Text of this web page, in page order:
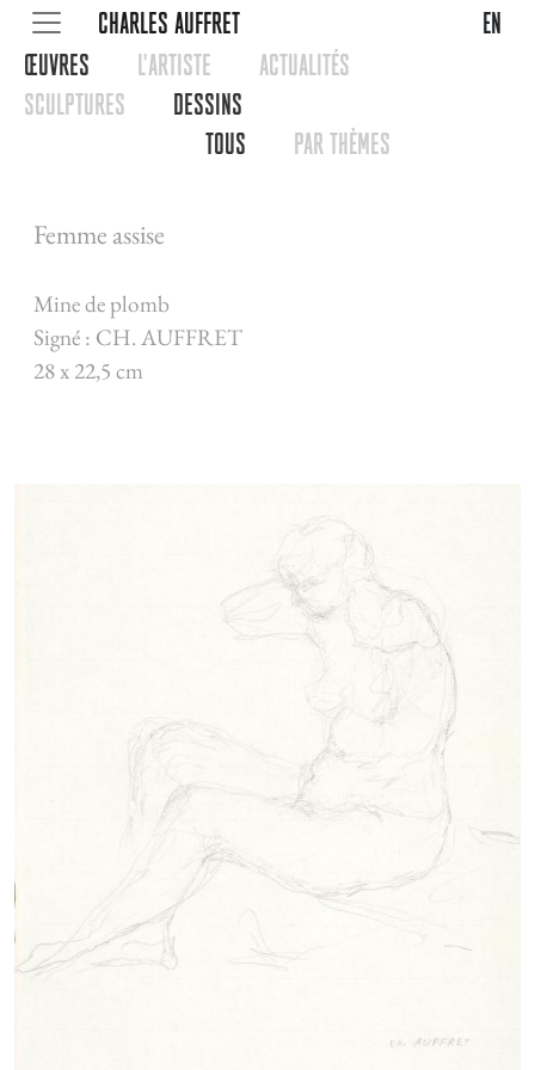
CHARLES AUFFRET
en
œUVRES
L'ARTISTE
ACTUALITéS
SCULPTURES
DESSINS
TOUS
PAR THèMES
Femme assise
Mine de plomb
Signé : CH. AUFFRET
28 x 22,5 cm